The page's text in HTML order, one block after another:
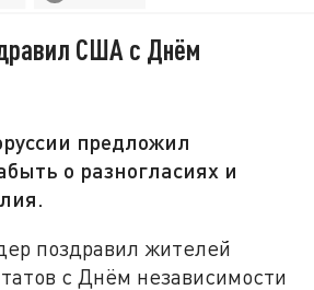
США с Днём
предложил
о разногласиях и
поздравил жителей
с Днём независимости